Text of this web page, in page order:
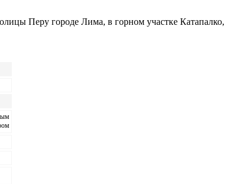
Перу городе Лима, в горном участке Катапалко,